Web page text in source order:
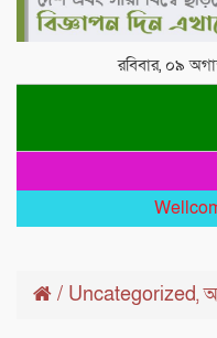
রবিবার, ০৯
Wellcome to
/ Uncategorized,